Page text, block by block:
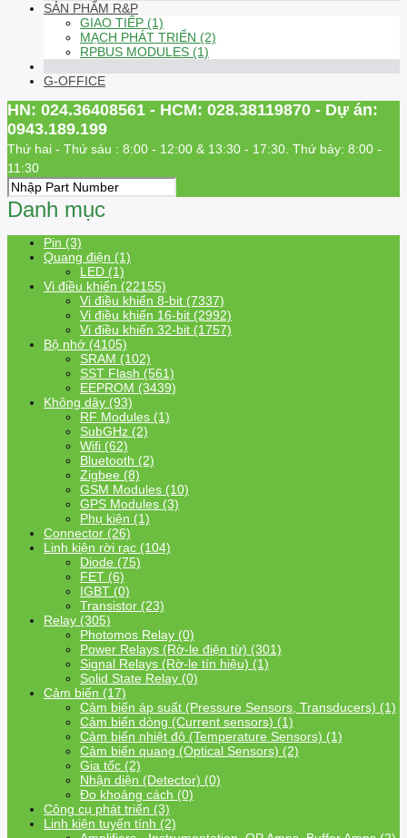
SẢN PHẨM R&P
GIAO TIẾP (1)
MẠCH PHÁT TRIỂN (2)
RPBUS MODULES (1)
G-OFFICE
HN: 024.36408561 - HCM: 028.38119870 - Dự án:
0943.189.199
Thứ hai - Thứ sáu : 8:00 - 12:00 & 13:30 - 17:30. Thứ bảy: 8:00 -
11:30
Danh mục
Pin (3)
Quang điện (1)
LED (1)
Vi điều khiển (22155)
Vi điều khiển 8-bit (7337)
Vi điều khiển 16-bit (2992)
Vi điều khiển 32-bit (1757)
Bộ nhớ (4105)
SRAM (102)
SST Flash (561)
EEPROM (3439)
Không dây (93)
RF Modules (1)
SubGHz (2)
Wifi (62)
Bluetooth (2)
Zigbee (8)
GSM Modules (10)
GPS Modules (3)
Phụ kiện (1)
Connector (26)
Linh kiện rời rạc (104)
Diode (75)
FET (6)
IGBT (0)
Transistor (23)
Relay (305)
Photomos Relay (0)
Power Relays (Rờ-le điện từ) (301)
Signal Relays (Rờ-le tín hiệu) (1)
Solid State Relay (0)
Cảm biến (17)
Cảm biến áp suất (Pressure Sensors, Transducers) (1)
Cảm biến dòng (Current sensors) (1)
Cảm biến nhiệt độ (Temperature Sensors) (1)
Cảm biến quang (Optical Sensors) (2)
Gia tốc (2)
Nhận diện (Detector) (0)
Đo khoảng cách (0)
Công cụ phát triển (3)
Linh kiện tuyến tính (2)